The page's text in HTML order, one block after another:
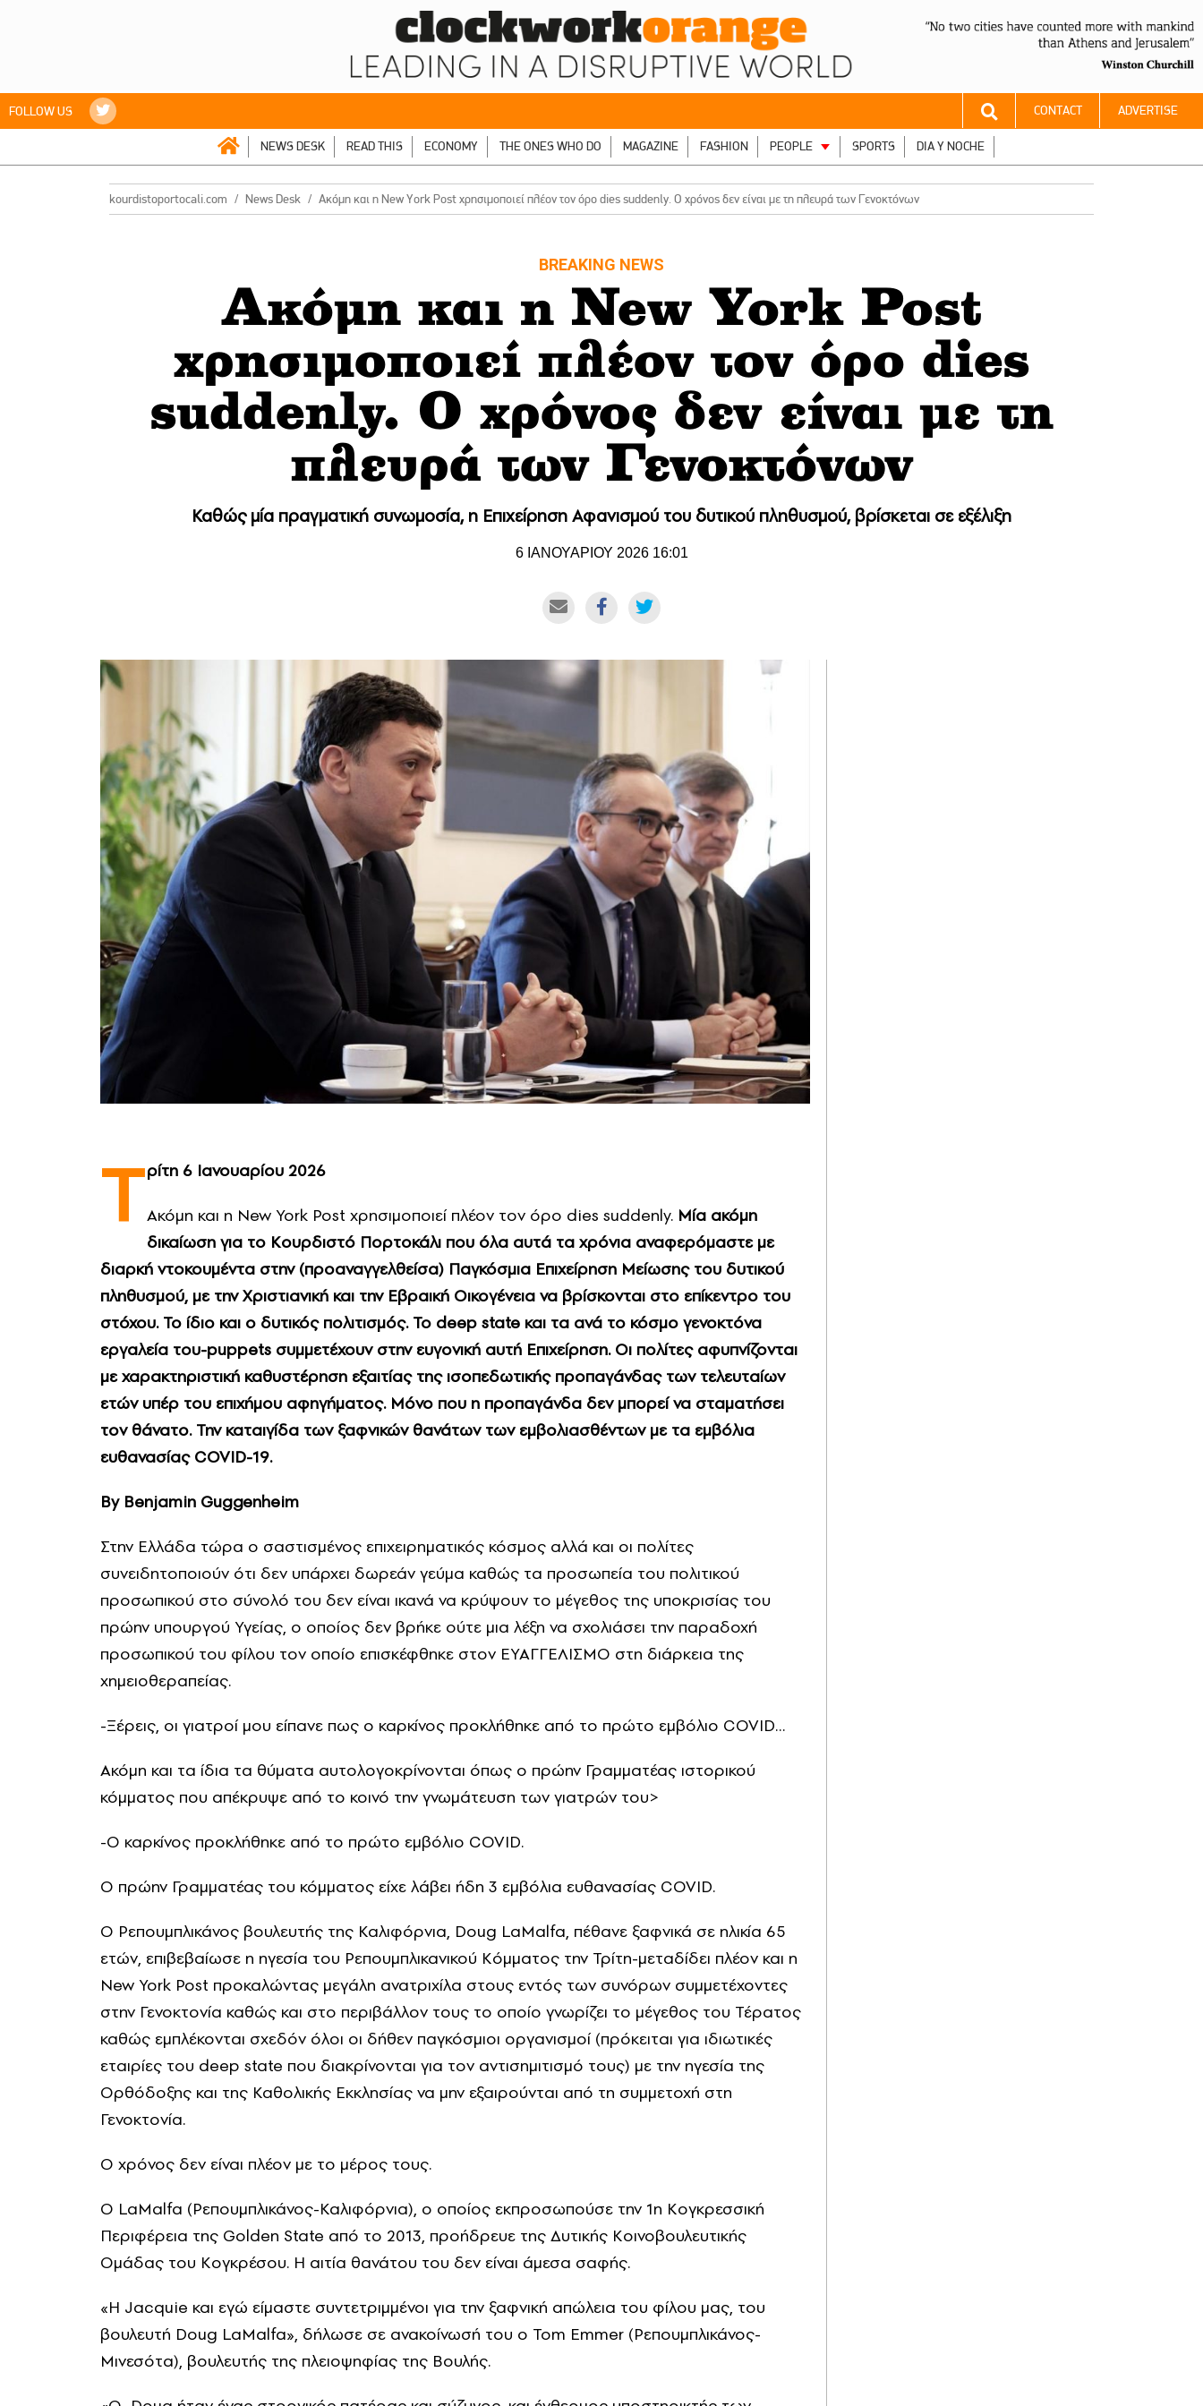
FOLLOW US CONTACT ADVERTISE
NEWS DESK READ THIS ECONOMY THE ONES WHO DO MAGAZINE FASHION PEOPLE SPORTS DIA Y NOCHE
kourdistoportocali.com News Desk Aκόμη και η New York Post χρησιμοποιεί πλέον τον όρο dies suddenly. Ο χρόνος δεν είναι με τη πλευρά των Γενοκτόνων
BREAKING NEWS
Aκόμη και η New York Post
χρησιμοποιεί πλέον τον όρο dies
suddenly. Ο χρόνος δεν είναι με τη
πλευρά των Γενοκτόνων
Καθώς μία πραγματική συνωμοσία, η Επιχείρηση Αφανισμού του δυτικού πληθυσμού, βρίσκεται σε εξέλιξη
6 ΙΑΝΟΥΑΡΙΟΥ 2026 16:01
T ρίτη 6 Ιανουαρίου 2026
Aκόμη και η New York Post χρησιμοποιεί πλέον τον όρο dies suddenly. Μία ακόμη
δικαίωση για το Κουρδιστό Πορτοκάλι που όλα αυτά τα χρόνια αναφερόμαστε με
διαρκή ντοκουμέντα στην (προαναγγελθείσα) Παγκόσμια Επιχείρηση Μείωσης του δυτικού
πληθυσμού, με την Χριστιανική και την Εβραική Οικογένεια να βρίσκονται στο επίκεντρο του
στόχου. Το ίδιο και ο δυτικός πολιτισμός. Το deep state και τα ανά το κόσμο γενοκτόνα
εργαλεία του-puppets συμμετέχουν στην ευγονική αυτή Επιχείρηση. Οι πολίτες αφυπνίζονται
με χαρακτηριστική καθυστέρηση εξαιτίας της ισοπεδωτικής προπαγάνδας των τελευταίων
ετών υπέρ του επιχήμου αφηγήματος. Μόνο που η προπαγάνδα δεν μπορεί να σταματήσει
τον θάνατο. Την καταιγίδα των ξαφνικών θανάτων των εμβολιασθέντων με τα εμβόλια
ευθανασίας COVID-19.
By Benjamin Guggenheim
Στην Ελλάδα τώρα ο σαστισμένος επιχειρηματικός κόσμος αλλά και οι πολίτες
συνειδητοποιούν ότι δεν υπάρχει δωρεάν γεύμα καθώς τα προσωπεία του πολιτικού
προσωπικού στο σύνολό του δεν είναι ικανά να κρύψουν το μέγεθος της υποκρισίας του
πρώην υπουργού Υγείας, ο οποίος δεν βρήκε ούτε μια λέξη να σχολιάσει την παραδοχή
προσωπικού του φίλου τον οποίο επισκέφθηκε στον ΕΥΑΓΓΕΛΙΣΜΟ στη διάρκεια της
χημειοθεραπείας.
-Ξέρεις, οι γιατροί μου είπανε πως ο καρκίνος προκλήθηκε από το πρώτο εμβόλιο COVID…
Ακόμη και τα ίδια τα θύματα αυτολογοκρίνονται όπως ο πρώην Γραμματέας ιστορικού
κόμματος που απέκρυψε από το κοινό την γνωμάτευση των γιατρών του>
-Ο καρκίνος προκλήθηκε από το πρώτο εμβόλιο COVID.
O πρώην Γραμματέας του κόμματος είχε λάβει ήδη 3 εμβόλια ευθανασίας COVID.
Ο Ρεπουμπλικάνος βουλευτής της Καλιφόρνια, Doug LaMalfa, πέθανε ξαφνικά σε ηλικία 65
ετών, επιβεβαίωσε η ηγεσία του Ρεπουμπλικανικού Κόμματος την Τρίτη-μεταδίδει πλέον και η
New York Post προκαλώντας μεγάλη ανατριχίλα στους εντός των συνόρων συμμετέχοντες
στην Γενοκτονία καθώς και στο περιβάλλον τους το οποίο γνωρίζει το μέγεθος του Τέρατος
καθώς εμπλέκονται σχεδόν όλοι οι δήθεν παγκόσμιοι οργανισμοί (πρόκειται για ιδιωτικές
εταιρίες του deep state που διακρίνονται για τον αντισημιτισμό τους) με την ηγεσία της
Ορθόδοξης και της Καθολικής Εκκλησίας να μην εξαιρούνται από τη συμμετοχή στη
Γενοκτονία.
Ο χρόνος δεν είναι πλέον με το μέρος τους.
Ο LaMalfa (Ρεπουμπλικάνος-Καλιφόρνια), ο οποίος εκπροσωπούσε την 1η Κογκρεσσική
Περιφέρεια της Golden State από το 2013, προήδρευε της Δυτικής Κοινοβουλευτικής
Ομάδας του Κογκρέσου. Η αιτία θανάτου του δεν είναι άμεσα σαφής.
«Η Jacquie και εγώ είμαστε συντετριμμένοι για την ξαφνική απώλεια του φίλου μας, του
βουλευτή Doug LaMalfa», δήλωσε σε ανακοίνωσή του ο Tom Emmer (Ρεπουμπλικάνος-
Μινεσότα), βουλευτής της πλειοψηφίας της Βουλής.